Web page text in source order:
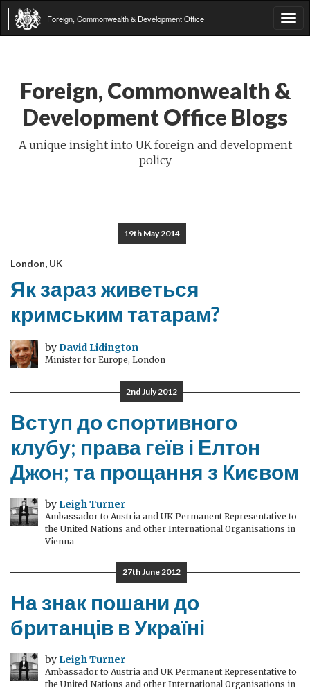
Foreign, Commonwealth & Development Office
Foreign, Commonwealth &
Development Office Blogs
A unique insight into UK foreign and development
policy
19th May 2014
London, UK
Як зараз живеться
кримським татарам?
byDavid Lidington
Minister for Europe, London
2nd July 2012
Вступ до спортивного
клубу; права геїв і Елтон
Джон; та прощання з Києвом
by Leigh Turner
Ambassador to Austria and UK Permanent Representative to
the United Nations and other International Organisations in
Vienna
27th June 2012
На знак пошани до
британців в Україні
by Leigh Turner
Ambassador to Austria and UK Permanent Representative to
the United Nations and other International Organisations in